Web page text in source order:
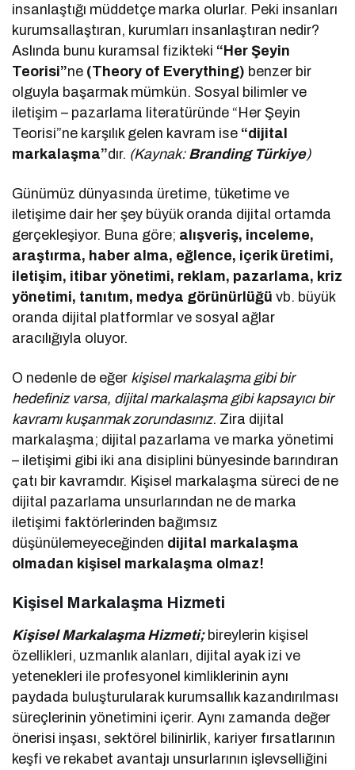
insanlaştığı müddetçe marka olurlar. Peki insanları
kurumsallaştıran, kurumları insanlaştıran nedir?
Aslında bunu kuramsal fizikteki “Her Şeyin
Teorisi”ne (Theory of Everything) benzer bir
olguyla başarmak mümkün. Sosyal bilimler ve
iletişim – pazarlama literatüründe “Her Şeyin
Teorisi”ne karşılık gelen kavram ise “dijital
markalaşma”dır. (Kaynak: Branding Türkiye)
Günümüz dünyasında üretime, tüketime ve
iletişime dair her şey büyük oranda dijital ortamda
gerçekleşiyor. Buna göre; alışveriş, inceleme,
araştırma, haber alma, eğlence, içerik üretimi,
iletişim, itibar yönetimi, reklam, pazarlama, kriz
yönetimi, tanıtım, medya görünürlüğü vb. büyük
oranda dijital platformlar ve sosyal ağlar
aracılığıyla oluyor.
O nedenle de eğer kişisel markalaşma gibi bir
hedefiniz varsa, dijital markalaşma gibi kapsayıcı bir
kavramı kuşanmak zorundasınız. Zira dijital
markalaşma; dijital pazarlama ve marka yönetimi
– iletişimi gibi iki ana disiplini bünyesinde barındıran
çatı bir kavramdır. Kişisel markalaşma süreci de ne
dijital pazarlama unsurlarından ne de marka
iletişimi faktörlerinden bağımsız
düşünülemeyeceğinden dijital markalaşma
olmadan kişisel markalaşma olmaz!
Kişisel Markalaşma Hizmeti
Kişisel Markalaşma Hizmeti; bireylerin kişisel
özellikleri, uzmanlık alanları, dijital ayak izi ve
yetenekleri ile profesyonel kimliklerinin aynı
paydada buluşturularak kurumsallık kazandırılması
süreçlerinin yönetimini içerir. Aynı zamanda değer
önerisi inşası, sektörel bilinirlik, kariyer fırsatlarının
keşfi ve rekabet avantajı unsurlarının işlevselliğini